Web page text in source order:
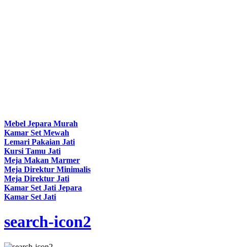
Mebel Jepara Murah
Kamar Set Mewah
Lemari Pakaian Jati
Kursi Tamu Jati
Meja Makan Marmer
Meja Direktur Minimalis
Meja Direktur Jati
Kamar Set Jati Jepara
Kamar Set Jati
search-icon2